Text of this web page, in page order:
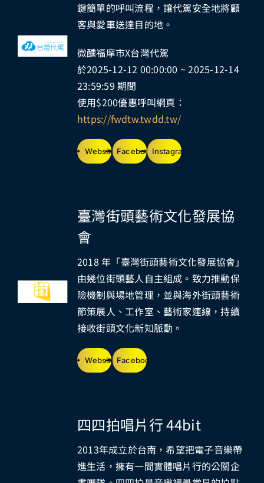
鍵簡單的呼叫流程，讓代駕安全地將顧
客與愛車送達目的地。
微醺福摩市X台灣代駕
於2025-12-12 00:00:00 ~ 2025-12-14
23:59:59 期間
使用$200優惠呼叫網頁：
https://fwdtw.twdd.tw/
Website FacebookInstagram
臺灣街頭藝術文化發展協
會
2018 年「臺灣街頭藝術文化發展協會」
由幾位街頭藝人自主組成。致力推動保
險機制與場地管理，並與海外街頭藝術
節策展人、工作室、藝術家連線，持續
接收街頭文化新知脈動。
Website Facebook
四四拍唱片行 44bit
2013年成立於台南，希望把電子音樂帶
進生活，擁有一間實體唱片行的公關企